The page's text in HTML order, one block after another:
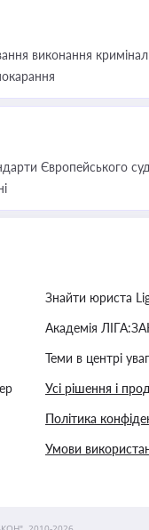
виконання
Європейського
Знайти юриста
Академія
Теми в центрі
Усі рішення і
Політика
Умови